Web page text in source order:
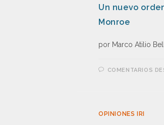
Un nuevo
Monroe
por Marco Atilio
COMENTARIOS
OPINIONES IRI